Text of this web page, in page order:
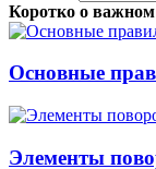
Коротко о важном
Основные
Элементы